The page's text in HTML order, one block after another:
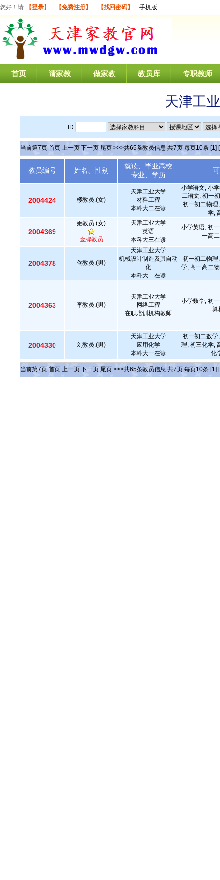
您好！请 【登录】 【免费注册】 【找回密码】 手机版
首页 请家教 做家教 教员库 专职教师
天津工
ID
当前第7页 首页 上一页 下一页 尾页 >>>共65条教员信息 共7页 每页10条 [1]
教员编号 姓名、性别
就读、毕业高校
专业、学历
2004424 楼教员.(女)
天津工业大学
材料工程
本科大二在读
小学语文, 小
二语文, 初一
初一初二物理
学,
2004369
姬教员.(女)
金牌教员
天津工业大学
英语
本科大三在读
小学英语, 初
一高
2004378 佟教员.(男)
天津工业大学
机械设计制造及其自动
化
本科大一在读
初一初二物理
学, 高一高二
2004363 李教员.(男)
天津工业大学
网络工程
在职培训机构教师
小学数学, 初
算
2004330 刘教员.(男)
天津工业大学
应用化学
本科大一在读
初一初二数学
理, 初三化学,
化
当前第7页 首页 上一页 下一页 尾页 >>>共65条教员信息 共7页 每页10条 [1]